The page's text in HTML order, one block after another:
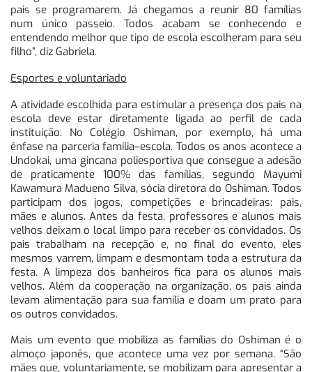
pais se programarem. Já chegamos a reunir 80 famílias
num único passeio. Todos acabam se conhecendo e
entendendo melhor que tipo de escola escolheram para seu
filho”, diz Gabriela.
Esportes e voluntariado
A atividade escolhida para estimular a presença dos pais na
escola deve estar diretamente ligada ao perfil de cada
instituição. No Colégio Oshiman, por exemplo, há uma
ênfase na parceria família–escola. Todos os anos acontece a
Undokai, uma gincana poliesportiva que consegue a adesão
de praticamente 100% das famílias, segundo Mayumi
Kawamura Madueno Silva, sócia diretora do Oshiman. Todos
participam dos jogos, competições e brincadeiras: pais,
mães e alunos. Antes da festa, professores e alunos mais
velhos deixam o local limpo para receber os convidados. Os
pais trabalham na recepção e, no final do evento, eles
mesmos varrem, limpam e desmontam toda a estrutura da
festa. A limpeza dos banheiros fica para os alunos mais
velhos. Além da cooperação na organização, os pais ainda
levam alimentação para sua família e doam um prato para
os outros convidados.
Mais um evento que mobiliza as famílias do Oshiman é o
almoço japonês, que acontece uma vez por semana. “São
mães que, voluntariamente, se mobilizam para apresentar a